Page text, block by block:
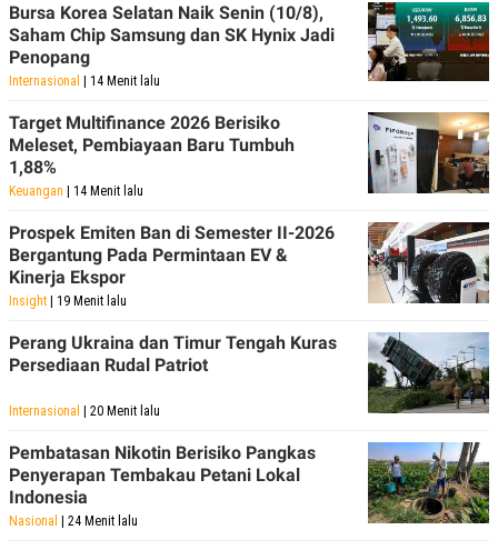
Bursa Korea Selatan Naik Senin (10/8),
Saham Chip Samsung dan SK Hynix Jadi
Penopang
Internasional | 14 Menit lalu
Target Multifinance 2026 Berisiko
Meleset, Pembiayaan Baru Tumbuh
1,88%
Keuangan | 14 Menit lalu
Prospek Emiten Ban di Semester II-2026
Bergantung Pada Permintaan EV &
Kinerja Ekspor
Insight | 19 Menit lalu
Perang Ukraina dan Timur Tengah Kuras
Persediaan Rudal Patriot
Internasional | 20 Menit lalu
Pembatasan Nikotin Berisiko Pangkas
Penyerapan Tembakau Petani Lokal
Indonesia
Nasional | 24 Menit lalu